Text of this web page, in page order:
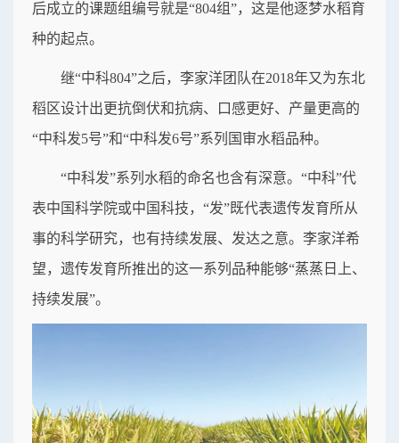
后成立的课题组编号就是“804组”，这是他逐梦水稻育
种的起点。
继“中科804”之后，李家洋团队在2018年又为东北
稻区设计出更抗倒伏和抗病、口感更好、产量更高的
“中科发5号”和“中科发6号”系列国审水稻品种。
“中科发”系列水稻的命名也含有深意。“中科”代
表中国科学院或中国科技，“发”既代表遗传发育所从
事的科学研究，也有持续发展、发达之意。李家洋希
望，遗传发育所推出的这一系列品种能够“蒸蒸日上、
持续发展”。